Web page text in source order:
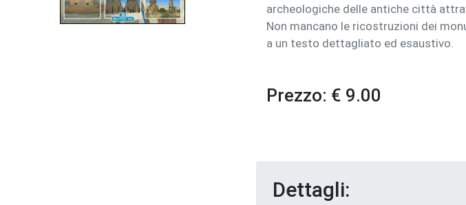
archeologiche delle antiche città
Non mancano le ricostruzioni dei
a un testo dettagliato ed esaustivo.
Prezzo: € 9.00
Dettagli: